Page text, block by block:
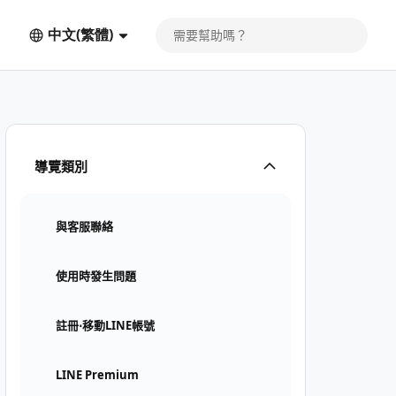
中文(繁體)
導覽類別
與客服聯絡
使用時發生問題
註冊⋅移動LINE帳號
LINE Premium